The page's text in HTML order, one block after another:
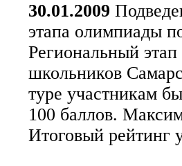
30.01.2009
этапа олимпиады
Региональный
школьников
туре участникам
100 баллов.
Итоговый рейтинг